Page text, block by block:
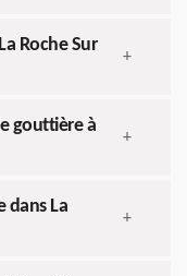
Roche Sur
+
gouttière à
+
dans La
+